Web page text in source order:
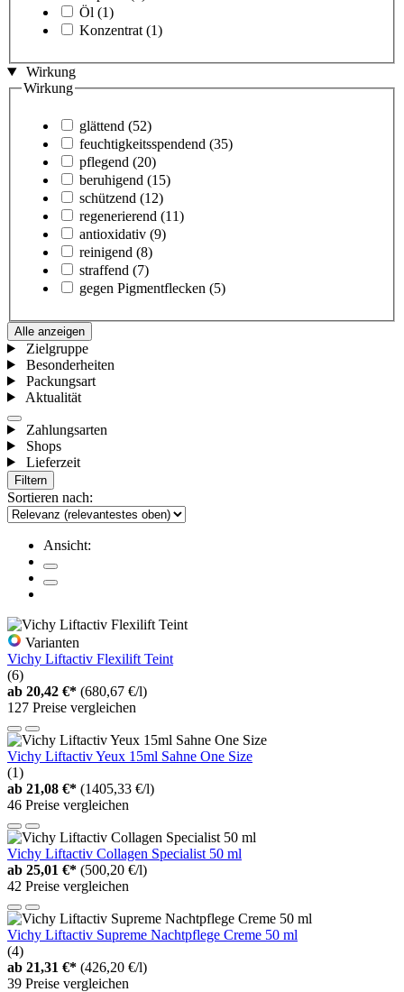
Öl (1)
Konzentrat (1)
Wirkung
Wirkung
glättend (52)
feuchtigkeitsspendend (35)
pflegend (20)
beruhigend (15)
schützend (12)
regenerierend (11)
antioxidativ (9)
reinigend (8)
straffend (7)
gegen Pigmentflecken (5)
Alle anzeigen
Zielgruppe
Besonderheiten
Packungsart
Aktualität
Zahlungsarten
Shops
Lieferzeit
Filtern
Sortieren nach:
Ansicht:
Varianten
Vichy Liftactiv Flexilift Teint
(6)
ab 20,42 €* (680,67 €/l)
127 Preise vergleichen
Vichy Liftactiv Yeux 15ml Sahne One Size
(1)
ab 21,08 €* (1405,33 €/l)
46 Preise vergleichen
Vichy Liftactiv Collagen Specialist 50 ml
ab 25,01 €* (500,20 €/l)
42 Preise vergleichen
Vichy Liftactiv Supreme Nachtpflege Creme 50 ml
(4)
ab 21,31 €* (426,20 €/l)
39 Preise vergleichen